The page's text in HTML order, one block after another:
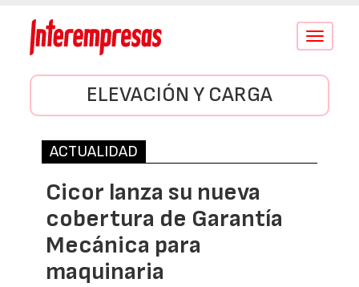
Conmutar
ELEVACIÓN Y CARGA
ACTUALIDAD
Cicor lanza su nueva
cobertura de Garantía
Mecánica para
maquinaria